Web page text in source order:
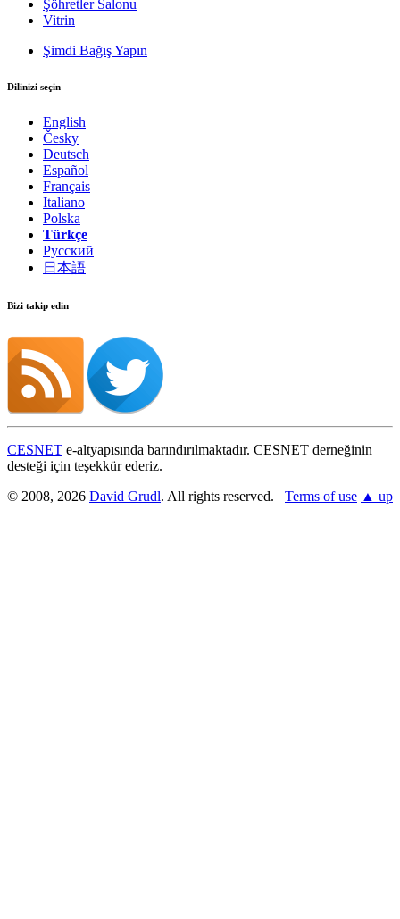
Şöhretler Salonu
Vitrin
Şimdi Bağış Yapın
Dilinizi seçin
English
Česky
Deutsch
Español
Français
Italiano
Polska
Türkçe
Русский
日本語
Bizi takip edin
CESNET e-altyapısında barındırılmaktadır. CESNET derneğinin
desteği için teşekkür ederiz.
© 2008, 2026 David Grudl. All rights reserved. Terms of use ▲ up